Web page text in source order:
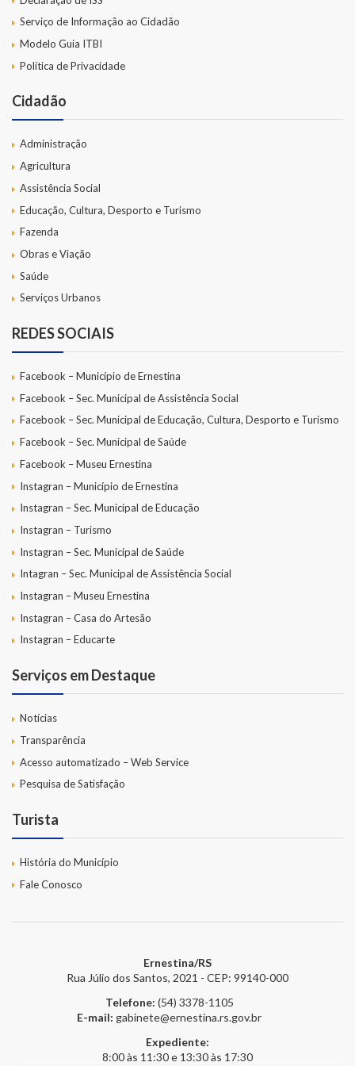
Serviço de Informação ao Cidadão
Modelo Guia ITBI
Política de Privacidade
Cidadão
Administração
Agricultura
Assistência Social
Educação, Cultura, Desporto e Turismo
Fazenda
Obras e Viação
Saúde
Serviços Urbanos
REDES SOCIAIS
Facebook – Município de Ernestina
Facebook – Sec. Municipal de Assistência Social
Facebook – Sec. Municipal de Educação, Cultura, Desporto e Turismo
Facebook – Sec. Municipal de Saúde
Facebook – Museu Ernestina
Instagran – Município de Ernestina
Instagran – Sec. Municipal de Educação
Instagran – Turismo
Instagran – Sec. Municipal de Saúde
Intagran – Sec. Municipal de Assistência Social
Instagran – Museu Ernestina
Instagran – Casa do Artesão
Instagran – Educarte
Serviços em Destaque
Notícias
Transparência
Acesso automatizado – Web Service
Pesquisa de Satisfação
Turista
História do Município
Fale Conosco
Ernestina/RS
Rua Júlio dos Santos, 2021 - CEP: 99140-000
Telefone: (54) 3378-1105
E-mail: gabinete@ernestina.rs.gov.br
Expediente:
8:00 às 11:30 e 13:30 às 17:30